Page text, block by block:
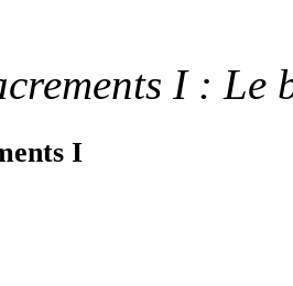
I : Le
I